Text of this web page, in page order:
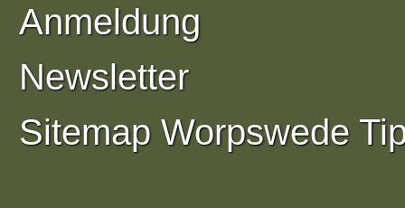
Anmeldung
Newsletter
Sitemap Worpswede